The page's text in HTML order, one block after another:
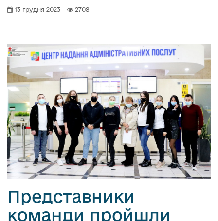
13 грудня 2023 2708
Представники
команди пройшли